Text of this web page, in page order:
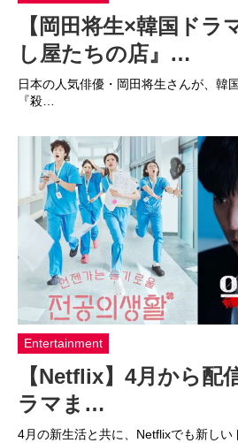
【岡田将生×韓国ドラ
し屋たちの店』…
日本の人気俳優・岡田将生さんが、韓
『殺…
Entertainment
【Netflix】4月から配
ラマま…
4月の新生活と共に、Netflixでも新し